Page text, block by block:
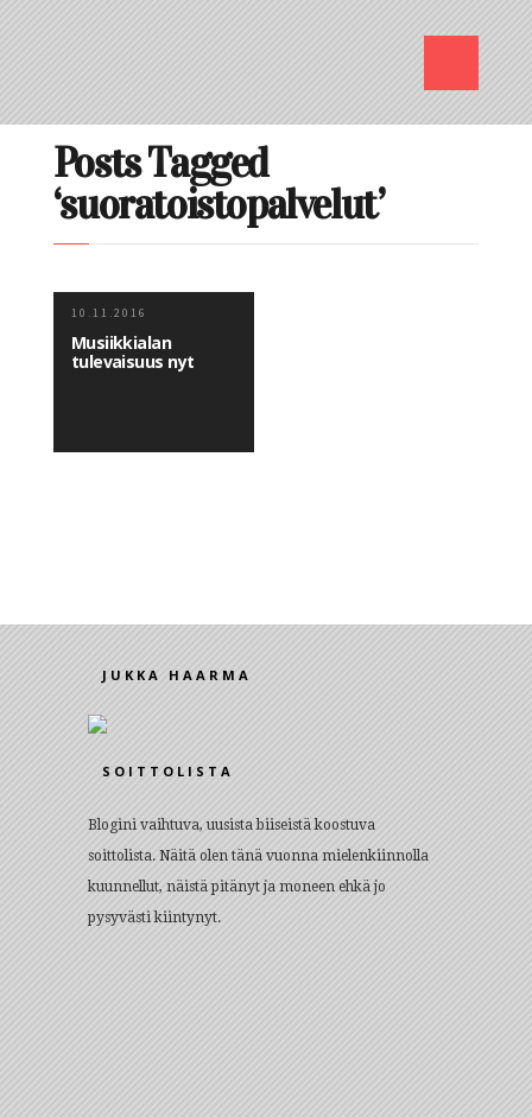
Posts Tagged
‘suoratoistopalvelut’
10.11.2016
Musiikkialan
tulevaisuus nyt
JUKKA HAARMA
SOITTOLISTA
Blogini vaihtuva, uusista biiseistä koostuva
soittolista. Näitä olen tänä vuonna mielenkiinnolla
kuunnellut, näistä pitänyt ja moneen ehkä jo
pysyvästi kiintynyt.